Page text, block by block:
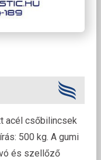
acél csőbilincsek
500 kg. A gumi
és szellőző